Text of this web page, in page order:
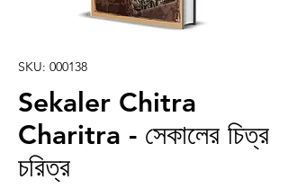
SKU: 000138
Sekaler Chitra
Charitra - সেকালের চিত্র
চরিত্র